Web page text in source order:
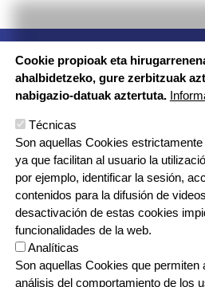
Imagen
© Larramendi Ikastola - Todos los
Tel.: 94 674 9080
Cookie propioak eta
ahalbidetzeko, gure zerbitzuak
nabigazio-datuak aztertuta.
Técnicas
Son aquellas Cookies
ya que facilitan al usuario la
por ejemplo, identificar la sesión,
contenidos para la difusión de
desactivación de estas cookies
funcionalidades de la web.
Analíticas
Son aquellas Cookies que
análisis del comportamiento de los